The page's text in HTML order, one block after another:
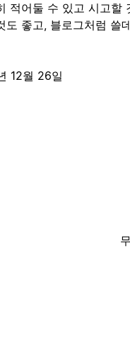
적어둘 수 있고 시고
도 좋고, 블로그처럼
12월 26일